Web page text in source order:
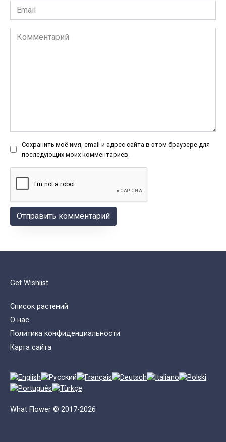
Email
*
Комментарий
Сохранить моё имя, email и адрес сайта в этом браузере для
последующих моих комментариев.
Get Wishlist
Список растений
О нас
Политика конфиденциальности
Карта сайта
What Flower © 2017-2026